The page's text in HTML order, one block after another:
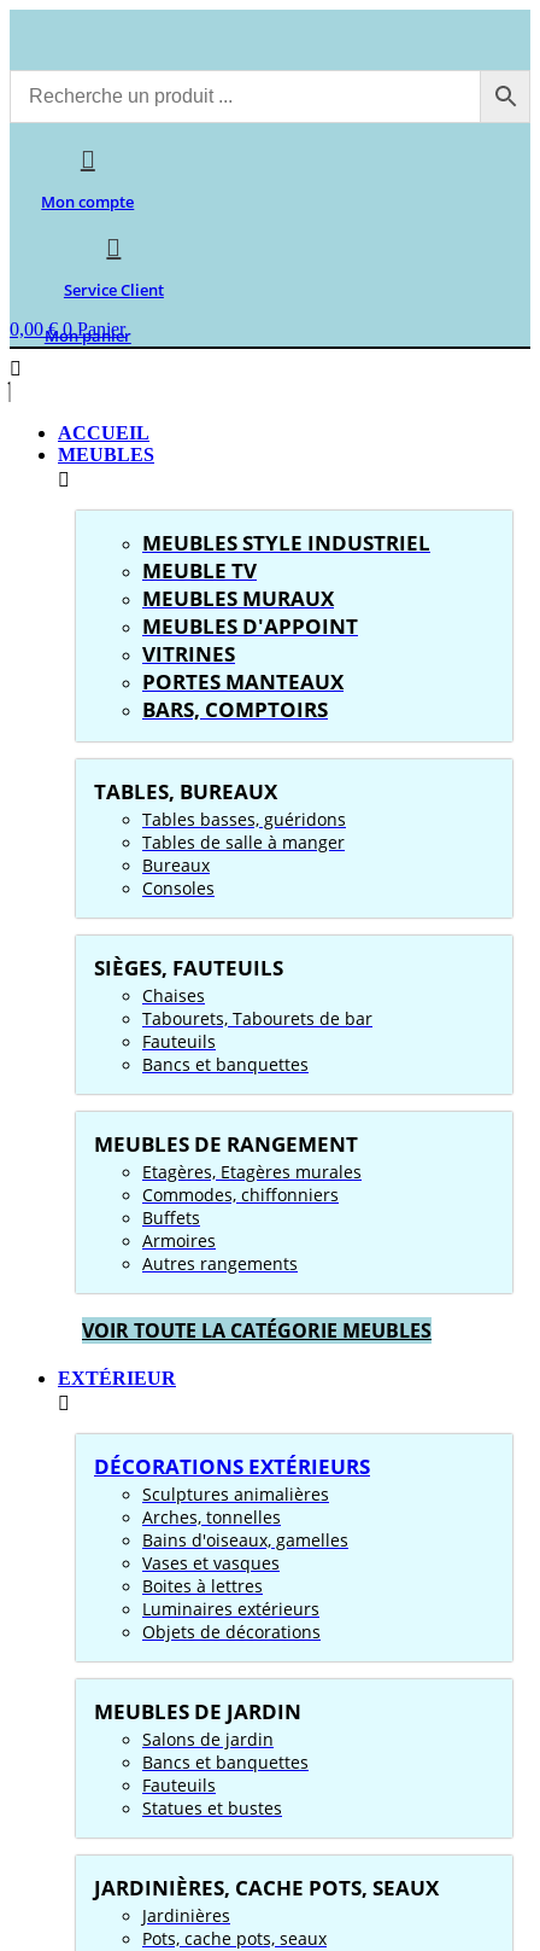
Mon compte
Service Client
0,00€ 0 Panier
Mon panier
ACCUEIL
MEUBLES
MEUBLES STYLE INDUSTRIEL
MEUBLE TV
MEUBLES MURAUX
MEUBLES D'APPOINT
VITRINES
PORTES MANTEAUX
BARS, COMPTOIRS
TABLES, BUREAUX
Tables basses, guéridons
Tables de salle à manger
Bureaux
Consoles
SIÈGES, FAUTEUILS
Chaises
Tabourets, Tabourets de bar
Fauteuils
Bancs et banquettes
MEUBLES DE RANGEMENT
Etagères, Etagères murales
Commodes, chiffonniers
Buffets
Armoires
Autres rangements
VOIR TOUTE LA CATÉGORIE MEUBLES
EXTÉRIEUR
DÉCORATIONS EXTÉRIEURS
Sculptures animalières
Arches, tonnelles
Bains d'oiseaux, gamelles
Vases et vasques
Boites à lettres
Luminaires extérieurs
Objets de décorations
MEUBLES DE JARDIN
Salons de jardin
Bancs et banquettes
Fauteuils
Statues et bustes
JARDINIÈRES, CACHE POTS, SEAUX
Jardinières
Pots, cache pots, seaux